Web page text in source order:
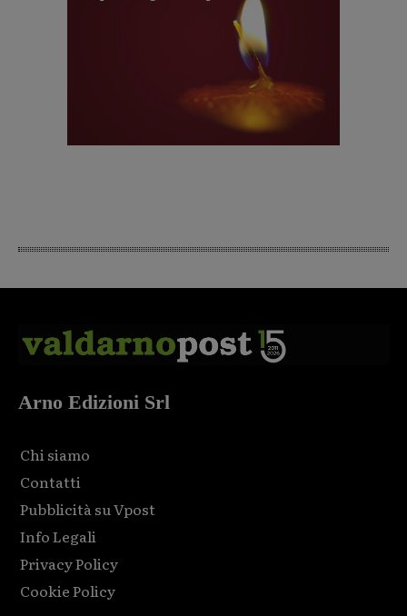
Arno Edizioni Srl
Chi siamo
Contatti
Pubblicità su Vpost
Info Legali
Privacy Policy
Cookie Policy